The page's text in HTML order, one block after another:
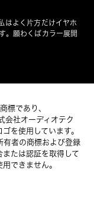
はよく片方だけイヤホ
。願わくばカラー展開
標であり、
社オーディオテク
を使用しています。
有者の商標および登録
たは認証を取得して
できません。